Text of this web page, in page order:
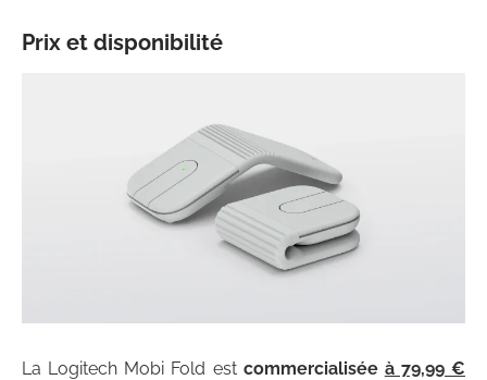
Prix et disponibilité
La Logitech Mobi Fold est commercialisée à 79,99 €